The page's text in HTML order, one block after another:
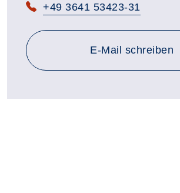
+49 3641 53423-31
E-Mail an
schreiben